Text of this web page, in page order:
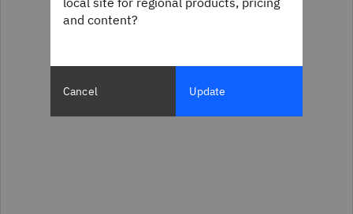
and content?
Cancel Update